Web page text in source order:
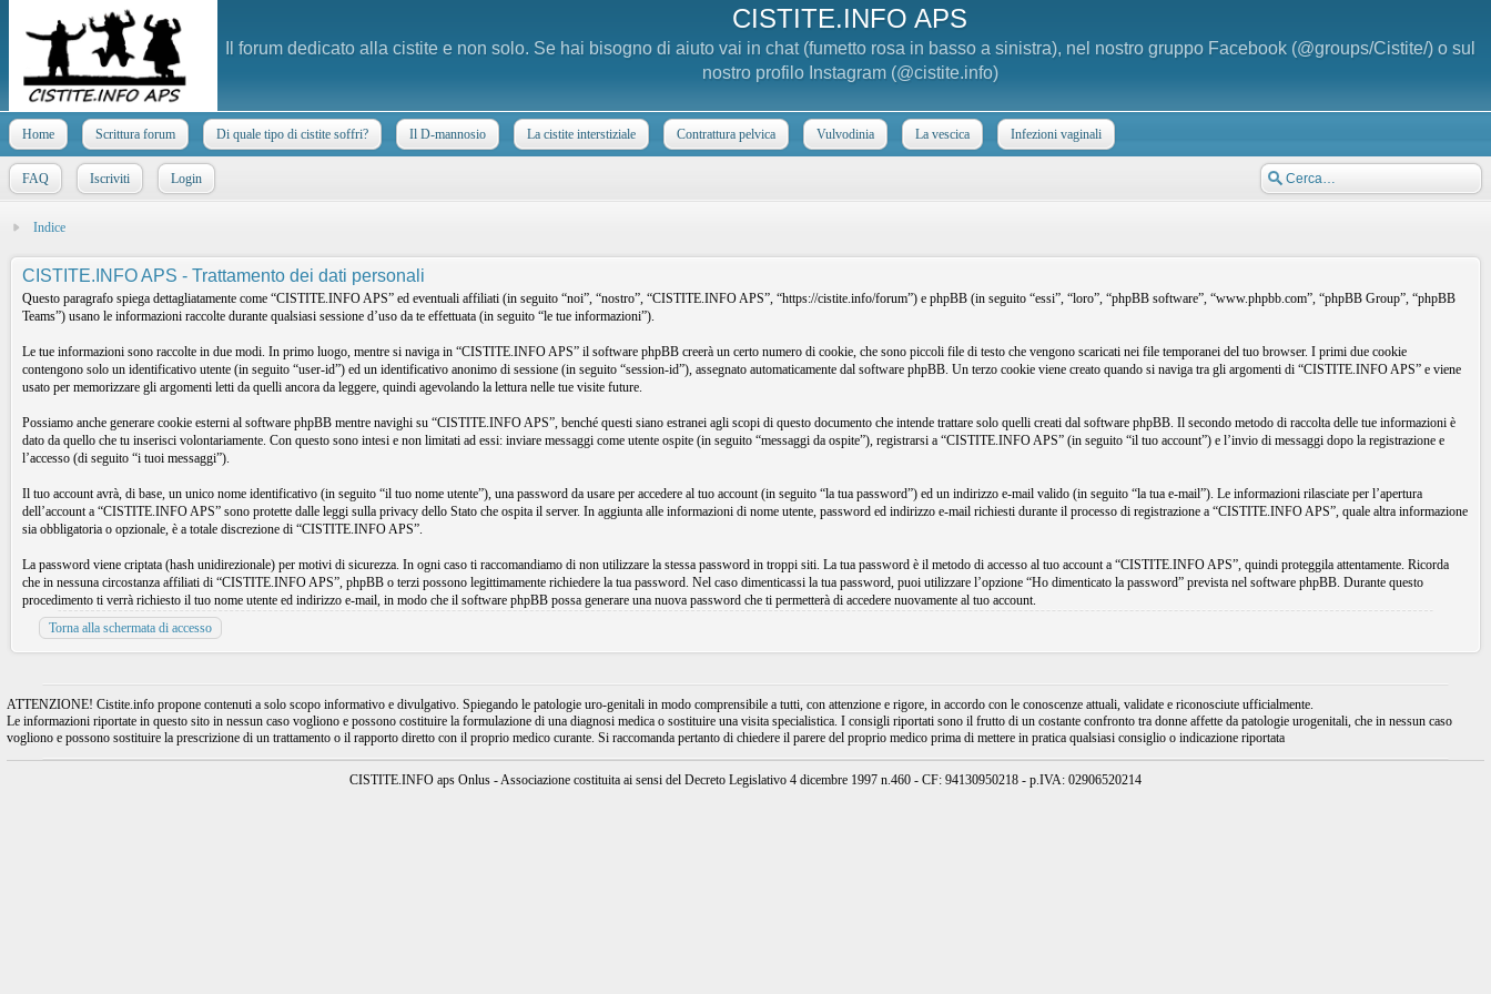
CISTITE.INFO APS
Il forum dedicato alla cistite e non solo. Se hai bisogno di aiuto vai in chat (fumetto rosa in basso a sinistra), nel nostro gruppo Facebook (@groups/Cistite/) o sul
nostro profilo Instagram (@cistite.info)
Home Scrittura forum Di quale tipo di cistite soffri? Il D-mannosio La cistite interstiziale Contrattura pelvica Vulvodinia La vescica Infezioni vaginali
FAQ Iscriviti Login
Indice
CISTITE.INFO APS - Trattamento dei dati personali
Questo paragrafo spiega dettagliatamente come “CISTITE.INFO APS” ed eventuali affiliati (in seguito “noi”, “nostro”, “CISTITE.INFO APS”, “https://cistite.info/forum”) e phpBB (in seguito “essi”, “loro”, “phpBB software”, “www.phpbb.com”, “phpBB Group”, “phpBB
Teams”) usano le informazioni raccolte durante qualsiasi sessione d’uso da te effettuata (in seguito “le tue informazioni”).
Le tue informazioni sono raccolte in due modi. In primo luogo, mentre si naviga in “CISTITE.INFO APS” il software phpBB creerà un certo numero di cookie, che sono piccoli file di testo che vengono scaricati nei file temporanei del tuo browser. I primi due cookie
contengono solo un identificativo utente (in seguito “user-id”) ed un identificativo anonimo di sessione (in seguito “session-id”), assegnato automaticamente dal software phpBB. Un terzo cookie viene creato quando si naviga tra gli argomenti di “CISTITE.INFO APS” e viene
usato per memorizzare gli argomenti letti da quelli ancora da leggere, quindi agevolando la lettura nelle tue visite future.
Possiamo anche generare cookie esterni al software phpBB mentre navighi su “CISTITE.INFO APS”, benché questi siano estranei agli scopi di questo documento che intende trattare solo quelli creati dal software phpBB. Il secondo metodo di raccolta delle tue informazioni è
dato da quello che tu inserisci volontariamente. Con questo sono intesi e non limitati ad essi: inviare messaggi come utente ospite (in seguito “messaggi da ospite”), registrarsi a “CISTITE.INFO APS” (in seguito “il tuo account”) e l’invio di messaggi dopo la registrazione e
l’accesso (di seguito “i tuoi messaggi”).
Il tuo account avrà, di base, un unico nome identificativo (in seguito “il tuo nome utente”), una password da usare per accedere al tuo account (in seguito “la tua password”) ed un indirizzo e-mail valido (in seguito “la tua e-mail”). Le informazioni rilasciate per l’apertura
dell’account a “CISTITE.INFO APS” sono protette dalle leggi sulla privacy dello Stato che ospita il server. In aggiunta alle informazioni di nome utente, password ed indirizzo e-mail richiesti durante il processo di registrazione a “CISTITE.INFO APS”, quale altra informazione
sia obbligatoria o opzionale, è a totale discrezione di “CISTITE.INFO APS”.
La password viene criptata (hash unidirezionale) per motivi di sicurezza. In ogni caso ti raccomandiamo di non utilizzare la stessa password in troppi siti. La tua password è il metodo di accesso al tuo account a “CISTITE.INFO APS”, quindi proteggila attentamente. Ricorda
che in nessuna circostanza affiliati di “CISTITE.INFO APS”, phpBB o terzi possono legittimamente richiedere la tua password. Nel caso dimenticassi la tua password, puoi utilizzare l’opzione “Ho dimenticato la password” prevista nel software phpBB. Durante questo
procedimento ti verrà richiesto il tuo nome utente ed indirizzo e-mail, in modo che il software phpBB possa generare una nuova password che ti permetterà di accedere nuovamente al tuo account.
Torna alla schermata di accesso
ATTENZIONE! Cistite.info propone contenuti a solo scopo informativo e divulgativo. Spiegando le patologie uro-genitali in modo comprensibile a tutti, con attenzione e rigore, in accordo con le conoscenze attuali, validate e riconosciute ufficialmente.
Le informazioni riportate in questo sito in nessun caso vogliono e possono costituire la formulazione di una diagnosi medica o sostituire una visita specialistica. I consigli riportati sono il frutto di un costante confronto tra donne affette da patologie urogenitali, che in nessun caso
vogliono e possono sostituire la prescrizione di un trattamento o il rapporto diretto con il proprio medico curante. Si raccomanda pertanto di chiedere il parere del proprio medico prima di mettere in pratica qualsiasi consiglio o indicazione riportata
CISTITE.INFO aps Onlus - Associazione costituita ai sensi del Decreto Legislativo 4 dicembre 1997 n.460 - CF: 94130950218 - p.IVA: 02906520214